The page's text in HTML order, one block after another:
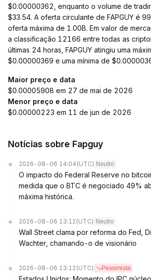
$0.00000362, enquanto o volume de
$33.54. A oferta circulante de FAPGUY é
oferta máxima de 1.00B. Em valor de
a classificação 12166 entre todas as
últimas 24 horas, FAPGUY atingiu uma
$0.00000369 e uma mínima de
Maior preço e data
$0.00005908 em 27 de mai de 2026
Menor preço e data
$0.00000223 em 11 de jun de 2026
Notícias sobre Fapguy
2026-08-06 14:04 (UTC) Neutro
O impacto do Federal Reserve no
medida que o BTC é negociado 49%
máxima histórica.
2026-08-06 13:12 (UTC) Neutro
Wall Street clama por reforma do Fed,
Wachter, chamando-o de visionário
2026-08-06 13:12 (UTC) Pessimista